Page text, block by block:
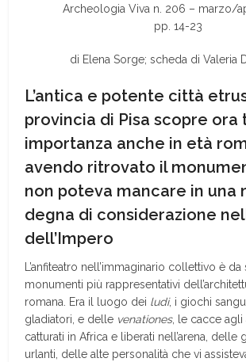
Archeologia Viva n. 206 – marzo/
pp. 14-23
di Elena Sorge; scheda di Valeria
L’antica e potente città
provincia di Pisa scopre ora
importanza anche in età
avendo ritrovato il
non poteva mancare in una
degna di considerazione
dell’Impero
’anfiteatro nell’immaginario collettivo è da
monumenti più rappresentativi
romana. Era il luogo dei ludi, i giochi s
gladiatori, e delle venationes, le cacce agli
catturati in Africa e liberati nell’arena, delle
urlanti, delle alte personalità che vi